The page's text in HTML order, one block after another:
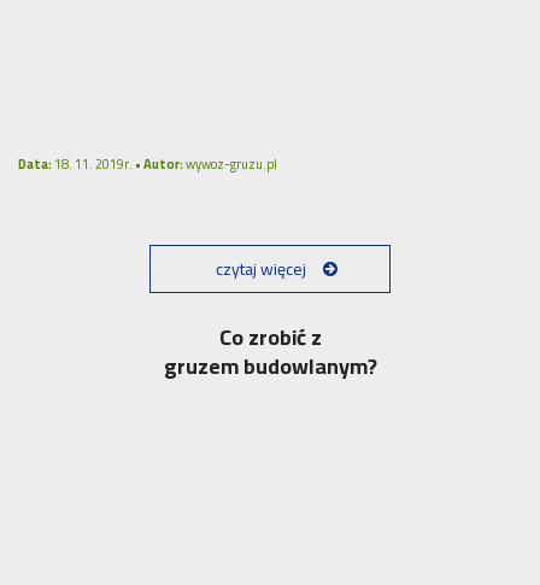
Data:18. 11. 2019r. •Autor:wywoz-gruzu.pl
czytaj więcej
Co zrobić z
gruzem budowlanym?